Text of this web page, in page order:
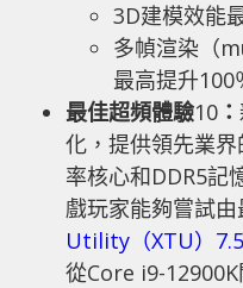
3D建模效能
多幀渲染（
最高提升100
最佳超頻體驗10 ：
化，提供領先業
率核心和DDR5記
戲玩家能夠嘗試由
Utility（XTU）7.5
從Core i9-